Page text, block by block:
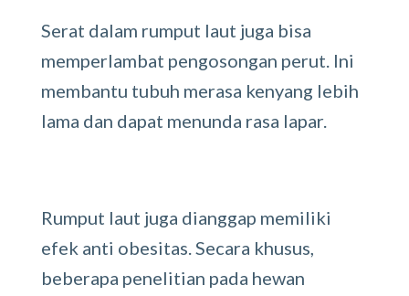
Serat dalam rumput laut juga bisa
memperlambat pengosongan perut. Ini
membantu tubuh merasa kenyang lebih
lama dan dapat menunda rasa lapar.
Rumput laut juga dianggap memiliki
efek anti obesitas. Secara khusus,
beberapa penelitian pada hewan